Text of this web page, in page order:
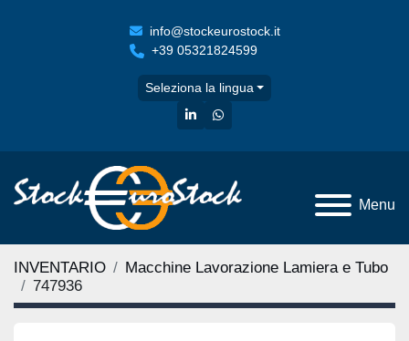
info@stockeurostock.it
+39 05321824599
Seleziona la lingua
linkedinwhatsapp
Menu
INVENTARIO
Macchine Lavorazione Lamiera e Tubo
747936